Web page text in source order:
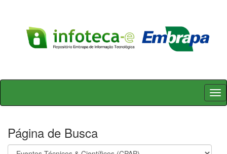
Skip
Página de Busca